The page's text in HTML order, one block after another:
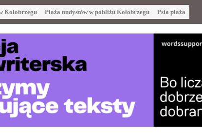
Kołobrzegu Plaża nudystów w pobliżu Kołobrzegu Psia plaża